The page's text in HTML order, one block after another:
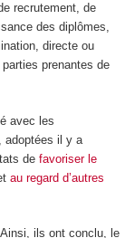
recrutement, de
des diplômes,
directe ou
prenantes de
avec les
adoptées il y a
de favoriser le
au regard d’autres
ils ont conclu, le